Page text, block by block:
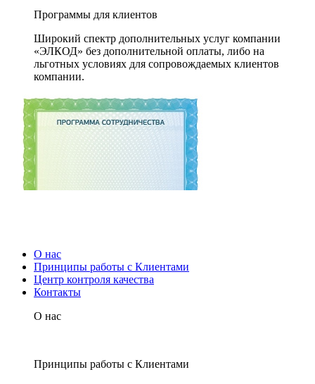
Программы для клиентов
Широкий спектр дополнительных услуг компании
«ЭЛКОД» без дополнительной оплаты, либо на
льготных условиях для сопровождаемых клиентов
компании.
О нас
Принципы работы с Клиентами
Центр контроля качества
Контакты
О нас
Принципы работы с Клиентами